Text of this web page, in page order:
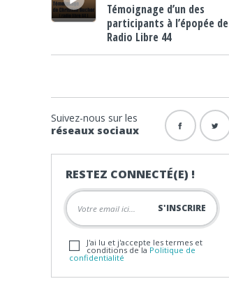
Témoignage d’un des
participants à l’épopée de
Radio Libre 44
Suivez-nous sur les
réseaux sociaux
RESTEZ CONNECTÉ(E) !
J'ai lu et j'accepte les termes et
conditions de la Politique de
confidentialité